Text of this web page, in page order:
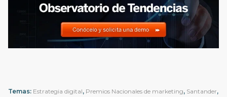
Temas: Estrategia digital, Premios Nacionales de marketing, Santander,